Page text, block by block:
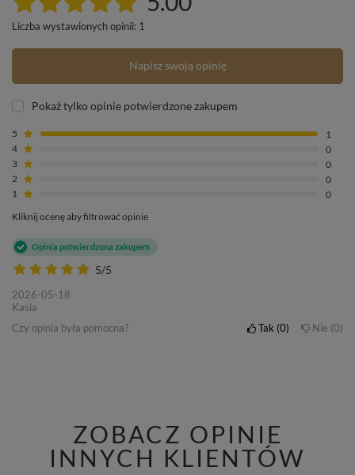
Liczba wystawionych opinii: 1
Napisz swoją opinię
Pokaż tylko opinie potwierdzone zakupem
5
1
4
0
3
0
2
0
1
0
Kliknij ocenę aby filtrować opinie
5/5
Opinia potwierdzona zakupem
2026-05-18
Kasia
Czy opinia była pomocna?
Tak 0 Nie 0
ZOBACZ OPINIE
INNYCH KLIENTÓW